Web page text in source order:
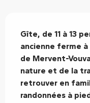
Gîte, de 11 à 13
ancienne ferme
de Mervent-
nature et de la
retrouver en
randonnées à